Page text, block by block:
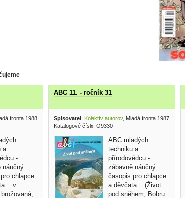
fronta 1988
a
-
náučný
chlapce
v
ABC 11. - ročník 31
Spisovatel: Kolektív autorov, Mladá fronta 1987
Katalogové číslo: O9330
ABC mladých
techniku a
přírodovédcu -
zábavně náučný
časopis pro chlapce
a děvčata... (Život
pod sněhem, Bobru